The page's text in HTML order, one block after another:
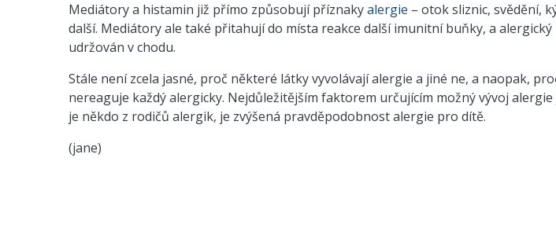
Mediátory a histamin již přímo způsobují příznakyalergie – otok sliznic, svědění,
další. Mediátory ale také přitahují do místa reakce další imunitní buňky, a alergický
udržován v chodu.
Stále není zcela jasné, proč některé látky vyvolávají alergie a jiné ne, a naopak,
nereaguje každý alergicky. Nejdůležitějším faktorem určujícím možný vývoj alergie
je někdo z rodičů alergik, je zvýšená pravděpodobnost alergie pro dítě.
(jane)